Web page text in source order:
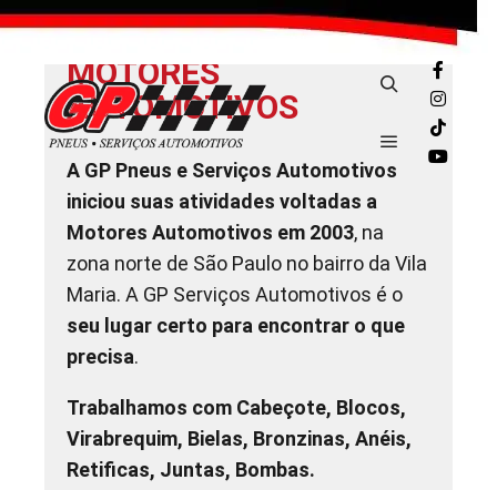
MOTORES
AUTOMOTIVOS
A GP Pneus e Serviços Automotivos
iniciou suas atividades voltadas a
Motores Automotivos em 2003, na
zona norte de São Paulo no bairro da Vila
Maria. A GP Serviços Automotivos é o
seu lugar certo para encontrar o que
precisa.
Trabalhamos com Cabeçote, Blocos,
Virabrequim, Bielas, Bronzinas, Anéis,
Retificas, Juntas, Bombas.